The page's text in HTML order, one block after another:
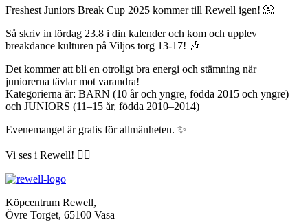
Freshest Juniors Break Cup 2025 kommer till Rewell igen! 📀
Så skriv in lördag 23.8 i din kalender och kom och upplev
breakdance kulturen på Viljos torg 13-17! 🎶
Det kommer att bli en otroligt bra energi och stämning när
juniorerna tävlar mot varandra!
Kategorierna är: BARN (10 år och yngre, födda 2015 och yngre)
och JUNIORS (11–15 år, födda 2010–2014)
Evenemanget är gratis för allmänheten. ✨
Vi ses i Rewell! ❤️‍🔥
Köpcentrum Rewell,
Övre Torget, 65100 Vasa